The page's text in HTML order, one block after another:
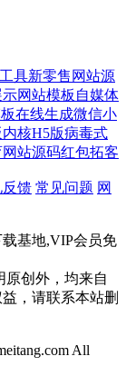
具新零售网站源
示网站模板 自媒体
在线生成微信小
内核H5版病毒式
网站源码红包拓客
馈 常见问题 网
基地,VIP会员免
原创外，均来自
，请联系本站删
All